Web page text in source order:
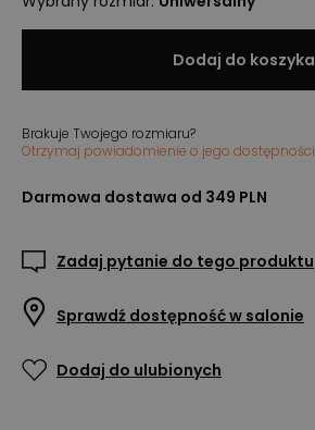
Dodaj do koszyka
Brakuje Twojego rozmiaru?
Otrzymaj powiadomienie o jego dostępności
Darmowa dostawa od 349 PLN
Zadaj pytanie do tego produktu
Sprawdź dostępność w salonie
Dodaj do ulubionych